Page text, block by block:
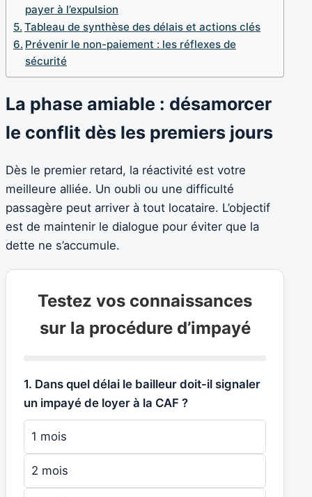
payer à l’expulsion
Tableau de synthèse des délais et actions clés
Prévenir le non-paiement : les réflexes de
sécurité
La phase amiable : désamorcer
le conflit dès les premiers jours
Dès le premier retard, la réactivité est votre
meilleure alliée. Un oubli ou une difficulté
passagère peut arriver à tout locataire. L’objectif
est de maintenir le dialogue pour éviter que la
dette ne s’accumule.
Testez vos connaissances
sur la procédure d’impayé
1. Dans quel délai le bailleur doit-il signaler
un impayé de loyer à la CAF ?
1 mois
2 mois